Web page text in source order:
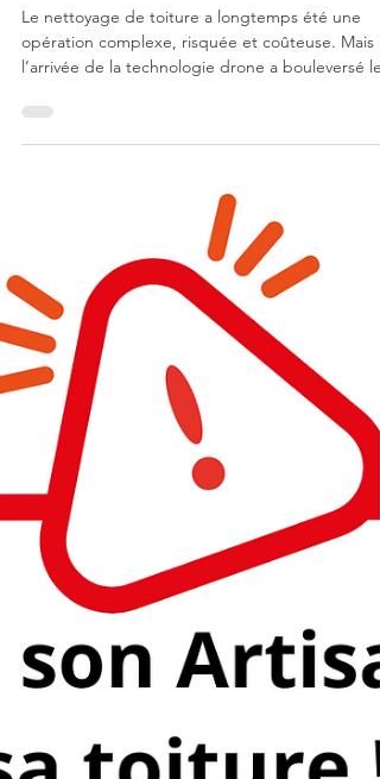
Gadget ?
Le nettoyage de toiture a longtemps été une
l’arrivée de la technologie drone a bouleversé le
par drone, ses avantages, ses limites, et
la société Action Nettoyage Toiture, forte de 9
d’expertise en Seine-et-Marne, s’impose comme
un acteur incontournable.